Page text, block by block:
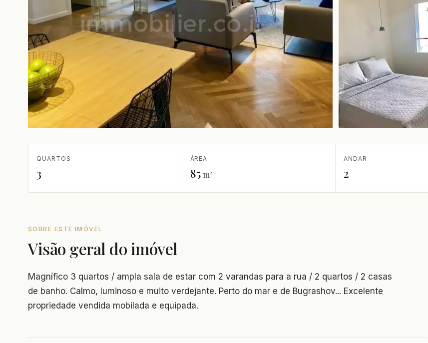
QUARTOS
3
ÁREA
85 m²
ANDAR
2
SOBRE ESTE IMÓVEL
Visão geral do imóvel
Magnífico 3 quartos / ampla sala de estar com 2 varandas para a rua / 2 quartos / 2 casas
de banho. Calmo, luminoso e muito verdejante. Perto do mar e de Bugrashov... Excelente
propriedade vendida mobilada e equipada.